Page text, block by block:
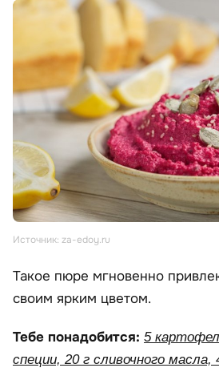
Источник: za-edoy.ru
Такое пюре мгновенно
своим ярким цветом.
Тебе понадобится: 5
специи, 20 г сливочного масла,